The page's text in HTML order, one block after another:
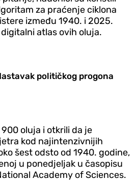
za praćenje ciklona
između 1940. i 2025.
atlas ovih oluja.
političkog progona
oluja i otkrili da je
kod najintenzivnijih
šest odsto od 1940. godine,
u ponedjeljak u časopisu
Academy of Sciences.